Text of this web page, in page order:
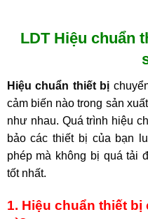
LDT Hiệu chuẩn
Hiệu chuẩn thiết bị
cảm biến nào trong sản
như nhau. Quá trình hiệu
bảo các thiết bị của bạn
phép mà không bị quá tải
tốt nhất.
1. Hiệu chuẩn thiết